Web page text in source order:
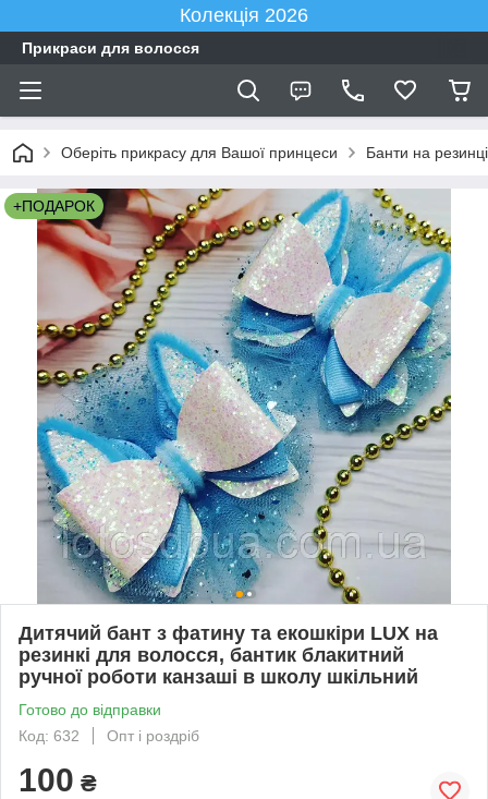
Колекція 2026
Прикраси для волосся
Оберіть прикрасу для Вашої принцеси Банти на резинці
+ПОДАРОК
Дитячий бант з фатину та екошкіри LUX на
резинкі для волосся, бантик блакитний
ручної роботи канзаші в школу шкільний
Готово до відправки
Код: 632
Опт і роздріб
100 ₴